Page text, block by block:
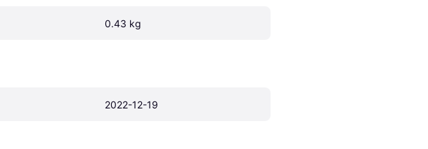
0.43 kg
2022-12-19